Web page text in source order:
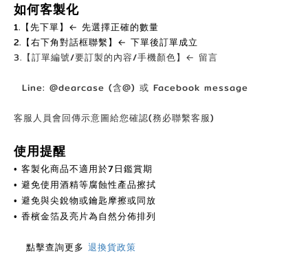
如何客製化
1.【先下單】← 先選擇正確的數量
2.【右下角對話框聯繫】← 下單後訂單成立
3.【訂單編號/要訂製的內容/手機顏色】← 留言
Line: @dearcase (含@) 或 Facebook message
客服人員會回傳示意圖給您確認(務必聯繫客服)
使用提醒
• 客製化商品不適用於7日鑑賞期
• 避免使用酒精等腐蝕性產品擦拭
• 避免與尖銳物或鑰匙摩擦或同放
• 香檳金箔及亮片為自然分佈排列
點擊查詢更多 退換貨政策